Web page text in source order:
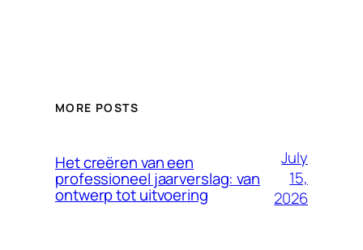
MORE POSTS
Het creëren van een
professioneel jaarverslag: van
ontwerp tot uitvoering
July
15,
2026